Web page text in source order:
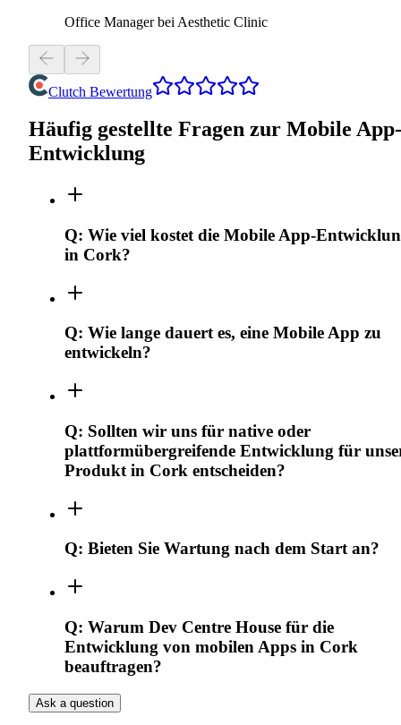
Office Manager bei Aesthetic Clinic
Clutch Bewertung
Häufig gestellte Fragen zur Mobile App-
Entwicklung
Q: Wie viel kostet die Mobile App-
in Cork?
Q: Wie lange dauert es, eine Mobile App zu
entwickeln?
Q: Sollten wir uns für native oder
plattformübergreifende Entwicklung für
Produkt in Cork entscheiden?
Q: Bieten Sie Wartung nach dem Start an?
Q: Warum Dev Centre House für die
Entwicklung von mobilen Apps in Cork
beauftragen?
Ask a question